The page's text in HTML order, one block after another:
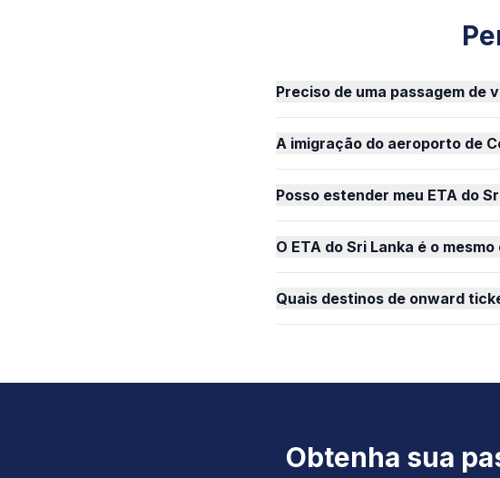
Preciso de uma passagem de
A imigração do aeroporto de
Posso estender meu ETA do
O ETA do Sri Lanka é o
Quais destinos de onward
Obtenha sua